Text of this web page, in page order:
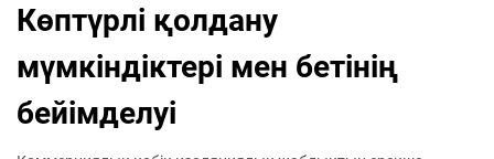
Көптүрлі қолдану
мүмкіндіктері мен бетінің
бейімделуі